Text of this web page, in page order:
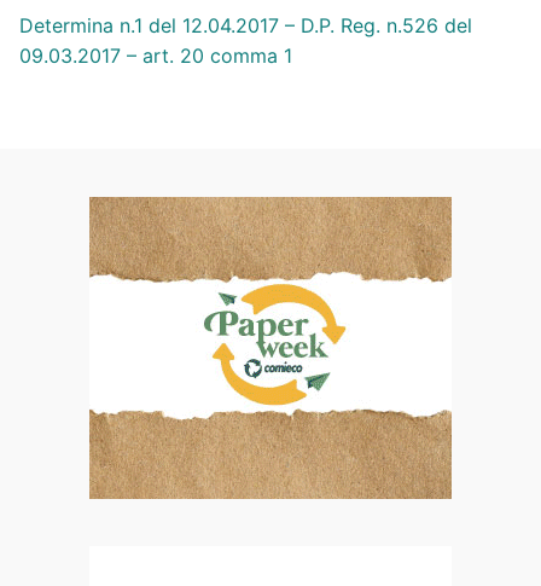
Determina n.1 del 12.04.2017 – D.P. Reg. n.526 del
09.03.2017 – art. 20 comma 1